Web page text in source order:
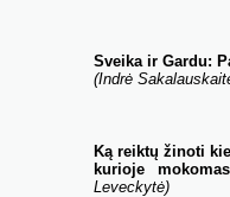
Sveika ir Gardu:
(Indrė
Ką reiktų žinoti
kurioje
Leveckytė)